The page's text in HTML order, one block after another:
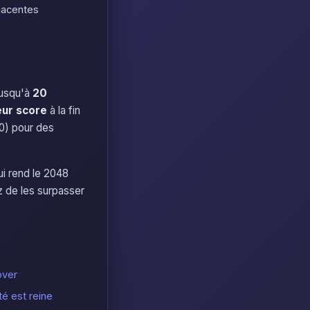
20
score à la fin
pour des
rend le 2048
de les surpasser
est reine